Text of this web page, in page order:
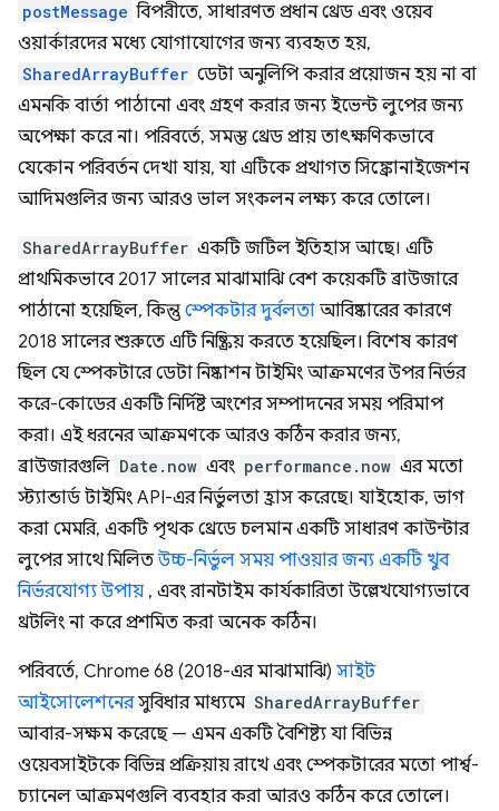
postMessage বিপরীতে, সাধারণত প্রধান থ্রেড এবং ওয়েব
ওয়ার্কারদের মধ্যে যোগাযোগের জন্য ব্যবহৃত হয়,
SharedArrayBuffer ডেটা অনুলিপি করার প্রয়োজন হয় না বা
এমনকি বার্তা পাঠানো এবং গ্রহণ করার জন্য ইভেন্ট লুপের জন্য
অপেক্ষা করে না। পরিবর্তে, সমস্ত থ্রেড প্রায় তাৎক্ষণিকভাবে
যেকোন পরিবর্তন দেখা যায়, যা এটিকে প্রথাগত সিঙ্ক্রোনাইজেশন
আদিমগুলির জন্য আরও ভাল সংকলন লক্ষ্য করে তোলে।
SharedArrayBuffer একটি জটিল ইতিহাস আছে। এটি
প্রাথমিকভাবে 2017 সালের মাঝামাঝি বেশ কয়েকটি ব্রাউজারে
পাঠানো হয়েছিল, কিন্তু স্পেকটার দুর্বলতা আবিষ্কারের কারণে
2018 সালের শুরুতে এটি নিষ্ক্রিয় করতে হয়েছিল। বিশেষ কারণ
ছিল যে স্পেকটারে ডেটা নিষ্কাশন টাইমিং আক্রমণের উপর নির্ভর
করে-কোডের একটি নির্দিষ্ট অংশের সম্পাদনের সময় পরিমাপ
করা। এই ধরনের আক্রমণকে আরও কঠিন করার জন্য,
ব্রাউজারগুলি Date.now এবং performance.now এর মতো
স্ট্যান্ডার্ড টাইমিং API-এর নির্ভুলতা হ্রাস করেছে। যাইহোক, ভাগ
করা মেমরি, একটি পৃথক থ্রেডে চলমান একটি সাধারণ কাউন্টার
লুপের সাথে মিলিতউচ্চ-নির্ভুল সময় পাওয়ার জন্য একটি খুব
নির্ভরযোগ্য উপায় , এবং রানটাইম কার্যকারিতা উল্লেখযোগ্যভাবে
থ্রটলিং না করে প্রশমিত করা অনেক কঠিন।
পরিবর্তে, Chrome 68 (2018-এর মাঝামাঝি) সাইট
আইসোলেশনেরসুবিধার মাধ্যমে SharedArrayBuffer
আবার-সক্ষম করেছে — এমন একটি বৈশিষ্ট্য যা বিভিন্ন
ওয়েবসাইটকে বিভিন্ন প্রক্রিয়ায় রাখে এবং স্পেকটারের মতো পার্শ্ব-
চ্যানেল আক্রমণগুলি ব্যবহার করা আরও কঠিন করে তোলে।